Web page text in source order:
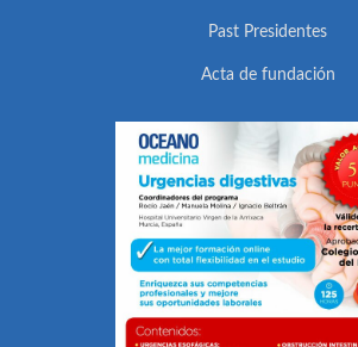
Past Presidentes
Acta de fundación